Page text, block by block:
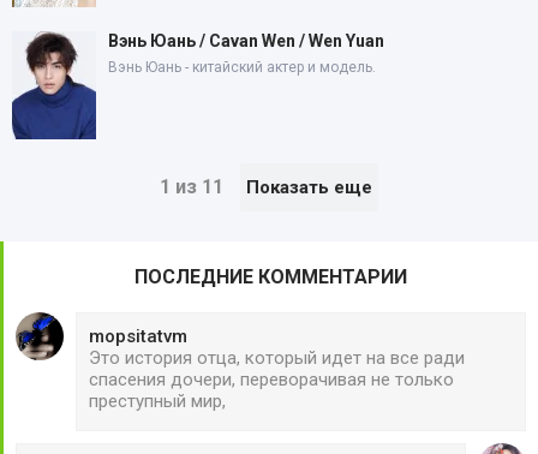
Вэнь Юань / Cavan Wen / Wen Yuan
Вэнь Юань - китайский актер и модель.
1 из 11 Показать еще
ПОСЛЕДНИЕ КОММЕНТАРИИ
mopsitatvm
Это история отца, который идет на все ради
спасения дочери, переворачивая не только
преступный мир,